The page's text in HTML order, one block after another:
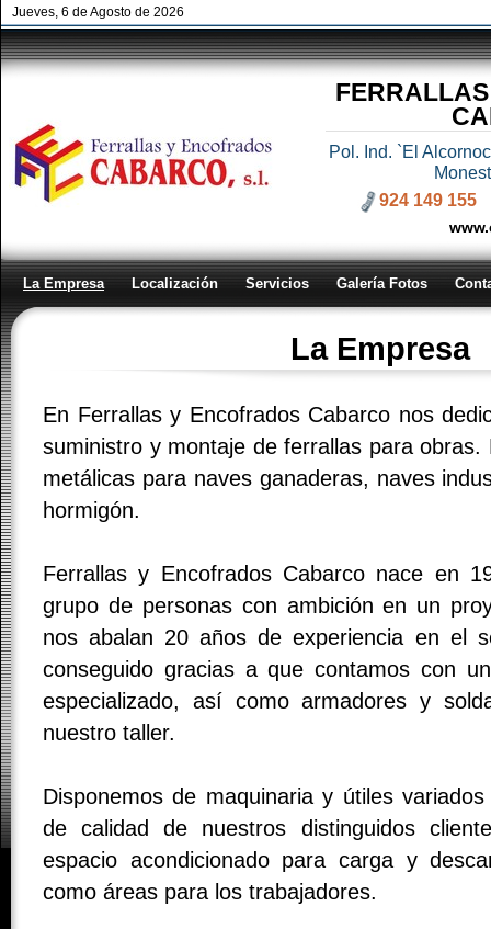
Jueves, 6 de Agosto de 2026
Pol. Ind. `El
924 149 155
La Empresa Localización Servicios Galería Fotos
La Empresa
En Ferrallas y Encofrados Cabarco nos
suministro y montaje de ferrallas para obras.
metálicas para naves ganaderas, naves
hormigón.
Ferrallas y Encofrados Cabarco nace en
grupo de personas con ambición en un
nos abalan 20 años de experiencia en el
conseguido gracias a que contamos con
especializado, así como armadores y
nuestro taller.
Disponemos de maquinaria y útiles
de calidad de nuestros distinguidos
espacio acondicionado para carga y
como áreas para los trabajadores.